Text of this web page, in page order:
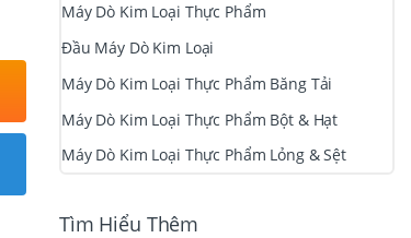
Máy Dò Kim Loại Thực Phẩm
Đầu Máy Dò Kim Loại
Máy Dò Kim Loại Thực Phẩm Băng Tải
Máy Dò Kim Loại Thực Phẩm Bột & Hạt
Máy Dò Kim Loại Thực Phẩm Lỏng & Sệt
Tìm Hiểu Thêm